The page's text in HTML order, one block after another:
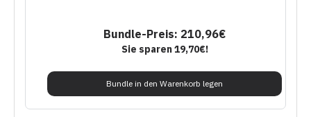
Bundle-Preis: 210,96€
Sie sparen 19,70€!
Bundle in den Warenkorb legen